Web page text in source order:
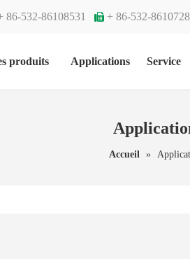
86-532-86108531  + 86-532-
produits Applications Service
Accueil »